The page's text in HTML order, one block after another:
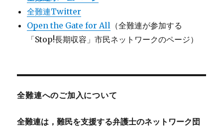
全難連Twitter
Open the Gate for All （全難連が参加する
「Stop!長期収容」市民ネットワークのページ）
全難連へのご加入について
全難連は，難民を支援する弁護士のネットワーク団